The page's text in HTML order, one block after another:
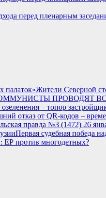
перед пленарным
Жители Северной
ПРОВОДЯТ
– топор
отказ от QR-кодов –
правда №3 (1472) 26
Первая судебная победа
ЕР против многодетных?